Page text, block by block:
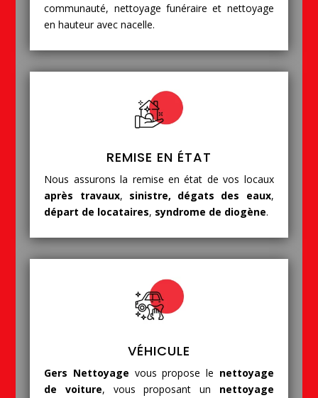
communauté, nettoyage funéraire et nettoyage
en hauteur avec nacelle.
REMISE EN ÉTAT
Nous assurons la remise en état de vos locaux
après travaux, sinistre, dégats des eaux,
départ de locataires, syndrome de diogène.
VÉHICULE
Gers Nettoyage vous propose le nettoyage
de voiture, vous proposant un nettoyage